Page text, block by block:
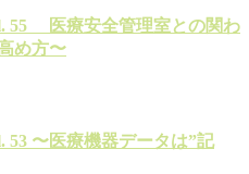
55 医療安全管理室との関わ
め方〜
53 〜医療機器データは”記